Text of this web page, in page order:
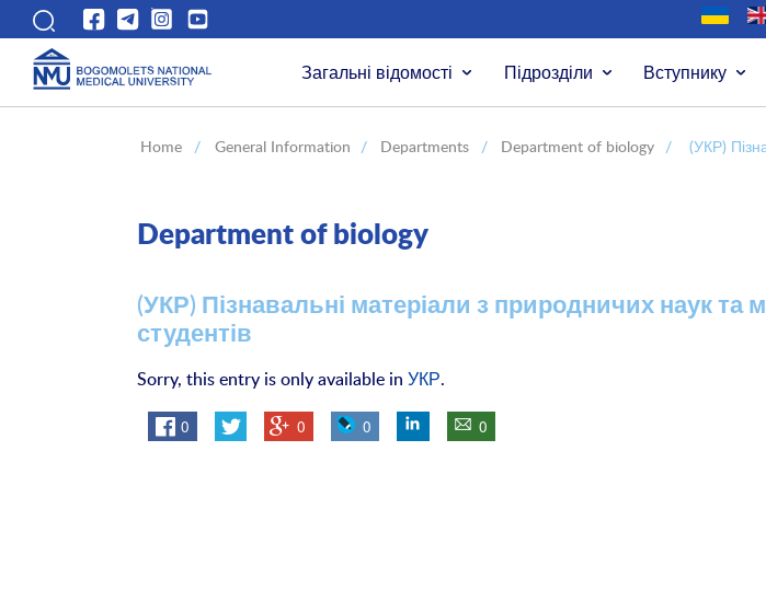
Загальні відомості Підрозділи Вступнику
Home / General Information / Departments / Department of biology / (УКР)
Department of biology
(УКР) Пізнавальні матеріали з природничих наук та
студентів
Sorry, this entry is only available inУКР.
0 0 0 0